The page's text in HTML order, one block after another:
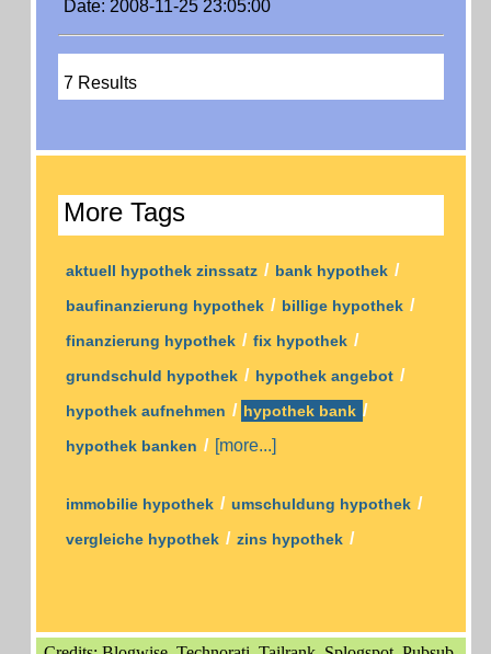
Date: 2008-11-25 23:05:00
7 Results
More Tags
aktuell hypothek zinssatz / bank hypothek /
baufinanzierung hypothek / billige hypothek /
finanzierung hypothek / fix hypothek /
grundschuld hypothek / hypothek angebot /
hypothek aufnehmen / hypothek bank /
hypothek banken / [more...]
immobilie hypothek / umschuldung hypothek /
vergleiche hypothek / zins hypothek /